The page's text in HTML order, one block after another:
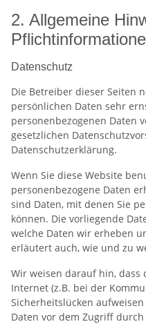
2. Allgemeine
Datenschutz
Die Betreiber dieser Seiten
persönlichen Daten sehr
personenbezogenen Daten
gesetzlichen
Datenschutzerklärung.
Wenn Sie diese Website
personenbezogene Daten
sind Daten, mit denen Sie
können. Die vorliegende
welche Daten wir erheben
erläutert auch, wie und zu
Wir weisen darauf hin,
Internet (z.B. bei der
Sicherheitslücken
Daten vor dem Zugriff